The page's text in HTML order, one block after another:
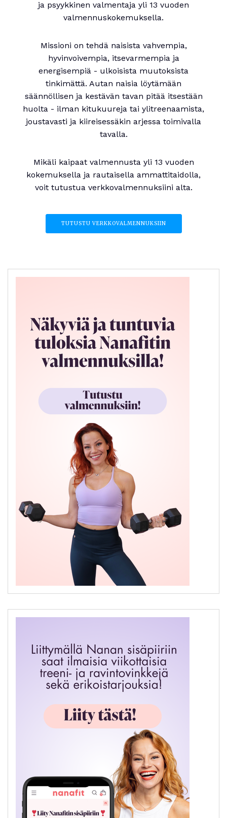
ja psyykkinen valmentaja yli 13 vuoden
valmennuskokemuksella.
Missioni on tehdä naisista vahvempia,
hyvinvoivempia, itsevarmempia ja
energisempiä - ulkoisista muutoksista
tinkimättä. Autan naisia löytämään
säännöllisen ja kestävän tavan pitää itsestään
huolta - ilman kitukuureja tai ylitreenaamista,
joustavasti ja kiireisessäkin arjessa toimivalla
tavalla.
Mikäli kaipaat valmennusta yli 13 vuoden
kokemuksella ja rautaisella ammattitaidolla,
voit tutustua verkkovalmennuksiini alta.
TUTUSTU VERKKOVALMENNUKSIIN